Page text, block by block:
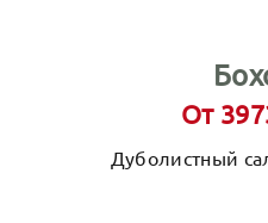
От
Дуболистный